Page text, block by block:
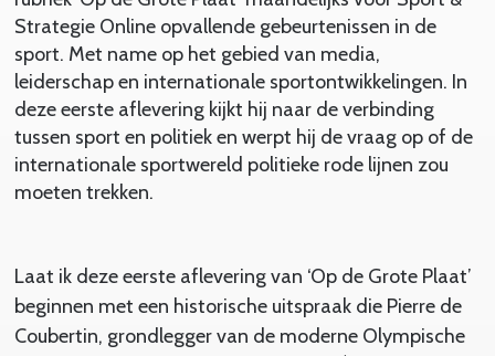
Strategie Online opvallende gebeurtenissen in de
sport. Met name op het gebied van media,
leiderschap en internationale sportontwikkelingen. In
deze eerste aflevering kijkt hij naar de verbinding
tussen sport en politiek en werpt hij de vraag op of de
internationale sportwereld politieke rode lijnen zou
moeten trekken.
Laat ik deze eerste aflevering van ‘Op de Grote Plaat’
beginnen met een historische uitspraak die Pierre de
Coubertin, grondlegger van de moderne Olympische